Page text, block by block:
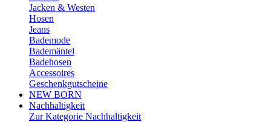
Jacken & Westen
Hosen
Jeans
Bademode
Bademäntel
Badehosen
Accessoires
Geschenkgutscheine
NEW BORN
Nachhaltigkeit
Zur Kategorie Nachhaltigkeit